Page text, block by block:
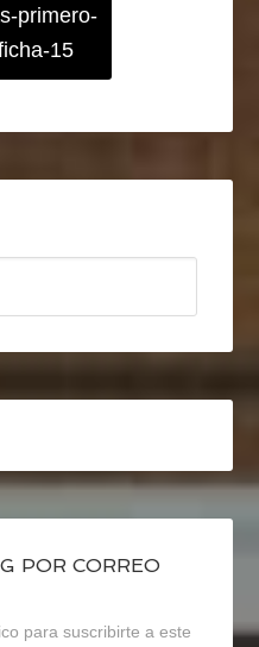
primero-
15
POR CORREO
para suscribirte a este